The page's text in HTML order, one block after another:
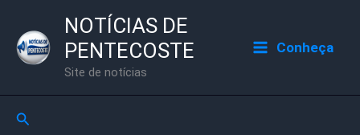
para
NOTÍCIAS DE
PENTECOSTE
Site de notícias
Conheça
Pesquisar